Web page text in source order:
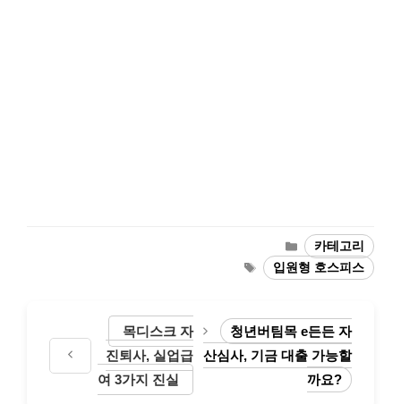
카
테
고
카테고리
태
그
입원형 호스피스
목디스크 자
진퇴사, 실업급
여 3가지 진실
청년버팀목 e든든 자
산심사, 기금 대출 가능할
까요?